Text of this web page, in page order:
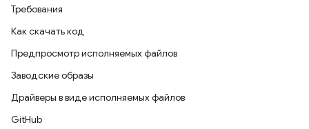
Требования
Как скачать код
Предпросмотр исполняемых файлов
Заводские образы
Драйверы в виде исполняемых файлов
GitHub